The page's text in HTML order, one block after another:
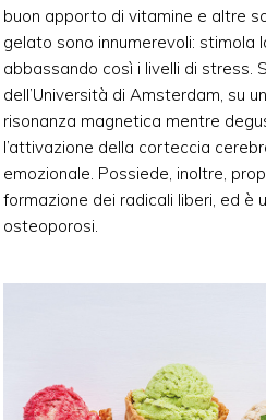
buon apporto di vitamine e altre
gelato sono innumerevoli: stimola
abbassando così i livelli di stress.
dell’Università di Amsterdam, su
risonanza magnetica mentre
l’attivazione della corteccia
emozionale. Possiede, inoltre,
formazione dei radicali liberi, ed è
osteoporosi.